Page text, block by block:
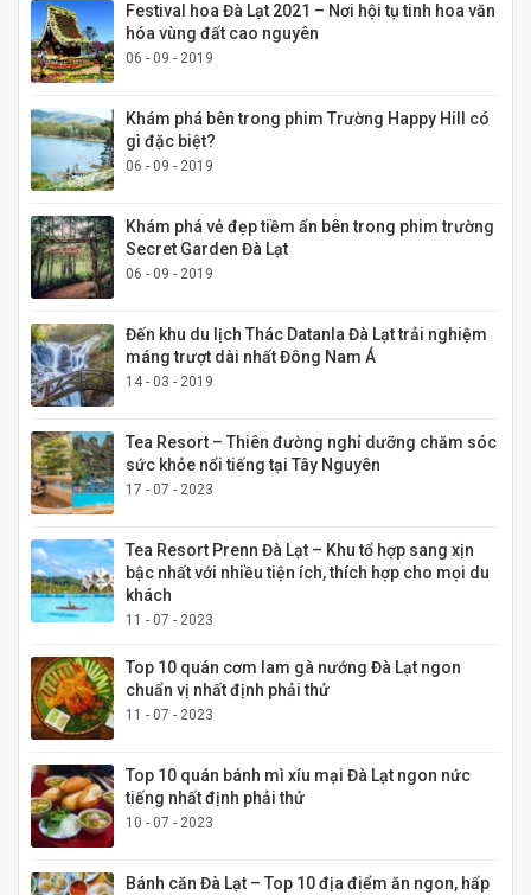
Festival hoa Đà Lạt 2021 – Nơi hội tụ tinh hoa văn
hóa vùng đất cao nguyên
06 - 09 - 2019
Khám phá bên trong phim Trường Happy Hill có
gì đặc biệt?
06 - 09 - 2019
Khám phá vẻ đẹp tiềm ẩn bên trong phim trường
Secret Garden Đà Lạt
06 - 09 - 2019
Đến khu du lịch Thác Datanla Đà Lạt trải nghiệm
máng trượt dài nhất Đông Nam Á
14 - 03 - 2019
Tea Resort – Thiên đường nghỉ dưỡng chăm sóc
sức khỏe nổi tiếng tại Tây Nguyên
17 - 07 - 2023
Tea Resort Prenn Đà Lạt – Khu tổ hợp sang xịn
bậc nhất với nhiều tiện ích, thích hợp cho mọi du
khách
11 - 07 - 2023
Top 10 quán cơm lam gà nướng Đà Lạt ngon
chuẩn vị nhất định phải thử
11 - 07 - 2023
Top 10 quán bánh mì xíu mại Đà Lạt ngon nức
tiếng nhất định phải thử
10 - 07 - 2023
Bánh căn Đà Lạt – Top 10 địa điểm ăn ngon, hấp